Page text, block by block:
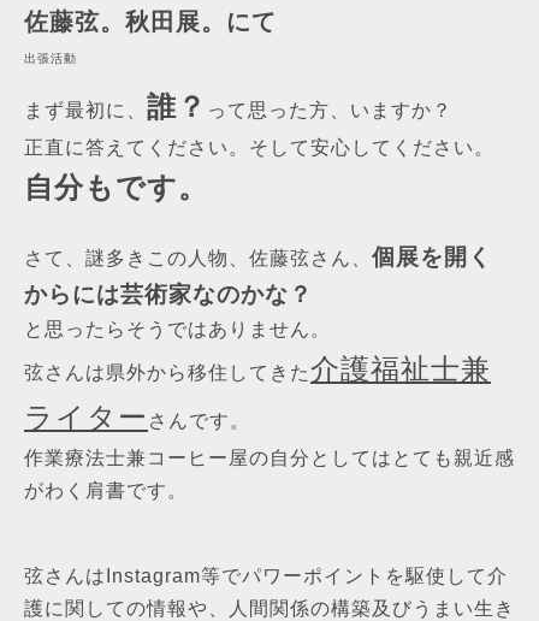
佐藤弦。秋田展。にて
出張活動
まず最初に、 誰？ って思った方、いますか？
正直に答えてください。そして安心してください。
自分もです。
さて、謎多きこの人物、佐藤弦さん、 個展を開く
からには芸術家なのかな？
と思ったらそうではありません。
弦さんは県外から移住してきた介護福祉士兼
ライター さんです。
作業療法士兼コーヒー屋の自分としてはとても親近感
がわく肩書です。
弦さんはInstagram等でパワーポイントを駆使して介
護に関しての情報や、人間関係の構築及びうまい生き